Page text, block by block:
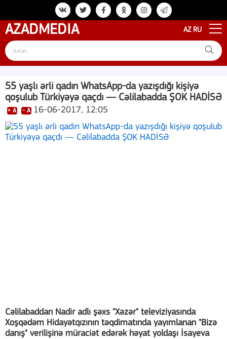
AZADMEDIA AZ RU
55 yaşlı ərli qadın WhatsApp-da yazışdığı kişiyə
qoşulub Türkiyəyə qaçdı — Cəlilabadda ŞOK HADİSƏ
+ A - A 16-06-2017, 12:05
Cəlilabaddan Nadir adlı şəxs "Xəzər" televiziyasında
Xoşqədəm Hidayətqızının təqdimatında yayımlanan "Bizə
danış" verilişinə müraciət edərək həyat yoldaşı İsayeva